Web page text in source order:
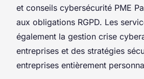
et conseils cybersécurité PME
aux obligations RGPD. Les
également la gestion crise
entreprises et des stratégies
entreprises entièrement